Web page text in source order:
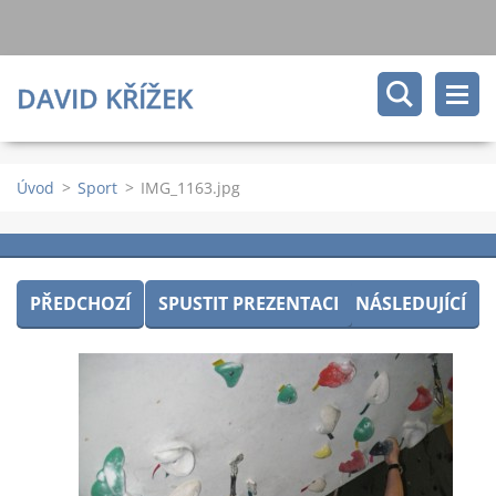
DAVID KŘÍŽEK
Úvod > Sport > IMG_1163.jpg
PŘEDCHOZÍ SPUSTIT PREZENTACI NÁSLEDUJÍCÍ